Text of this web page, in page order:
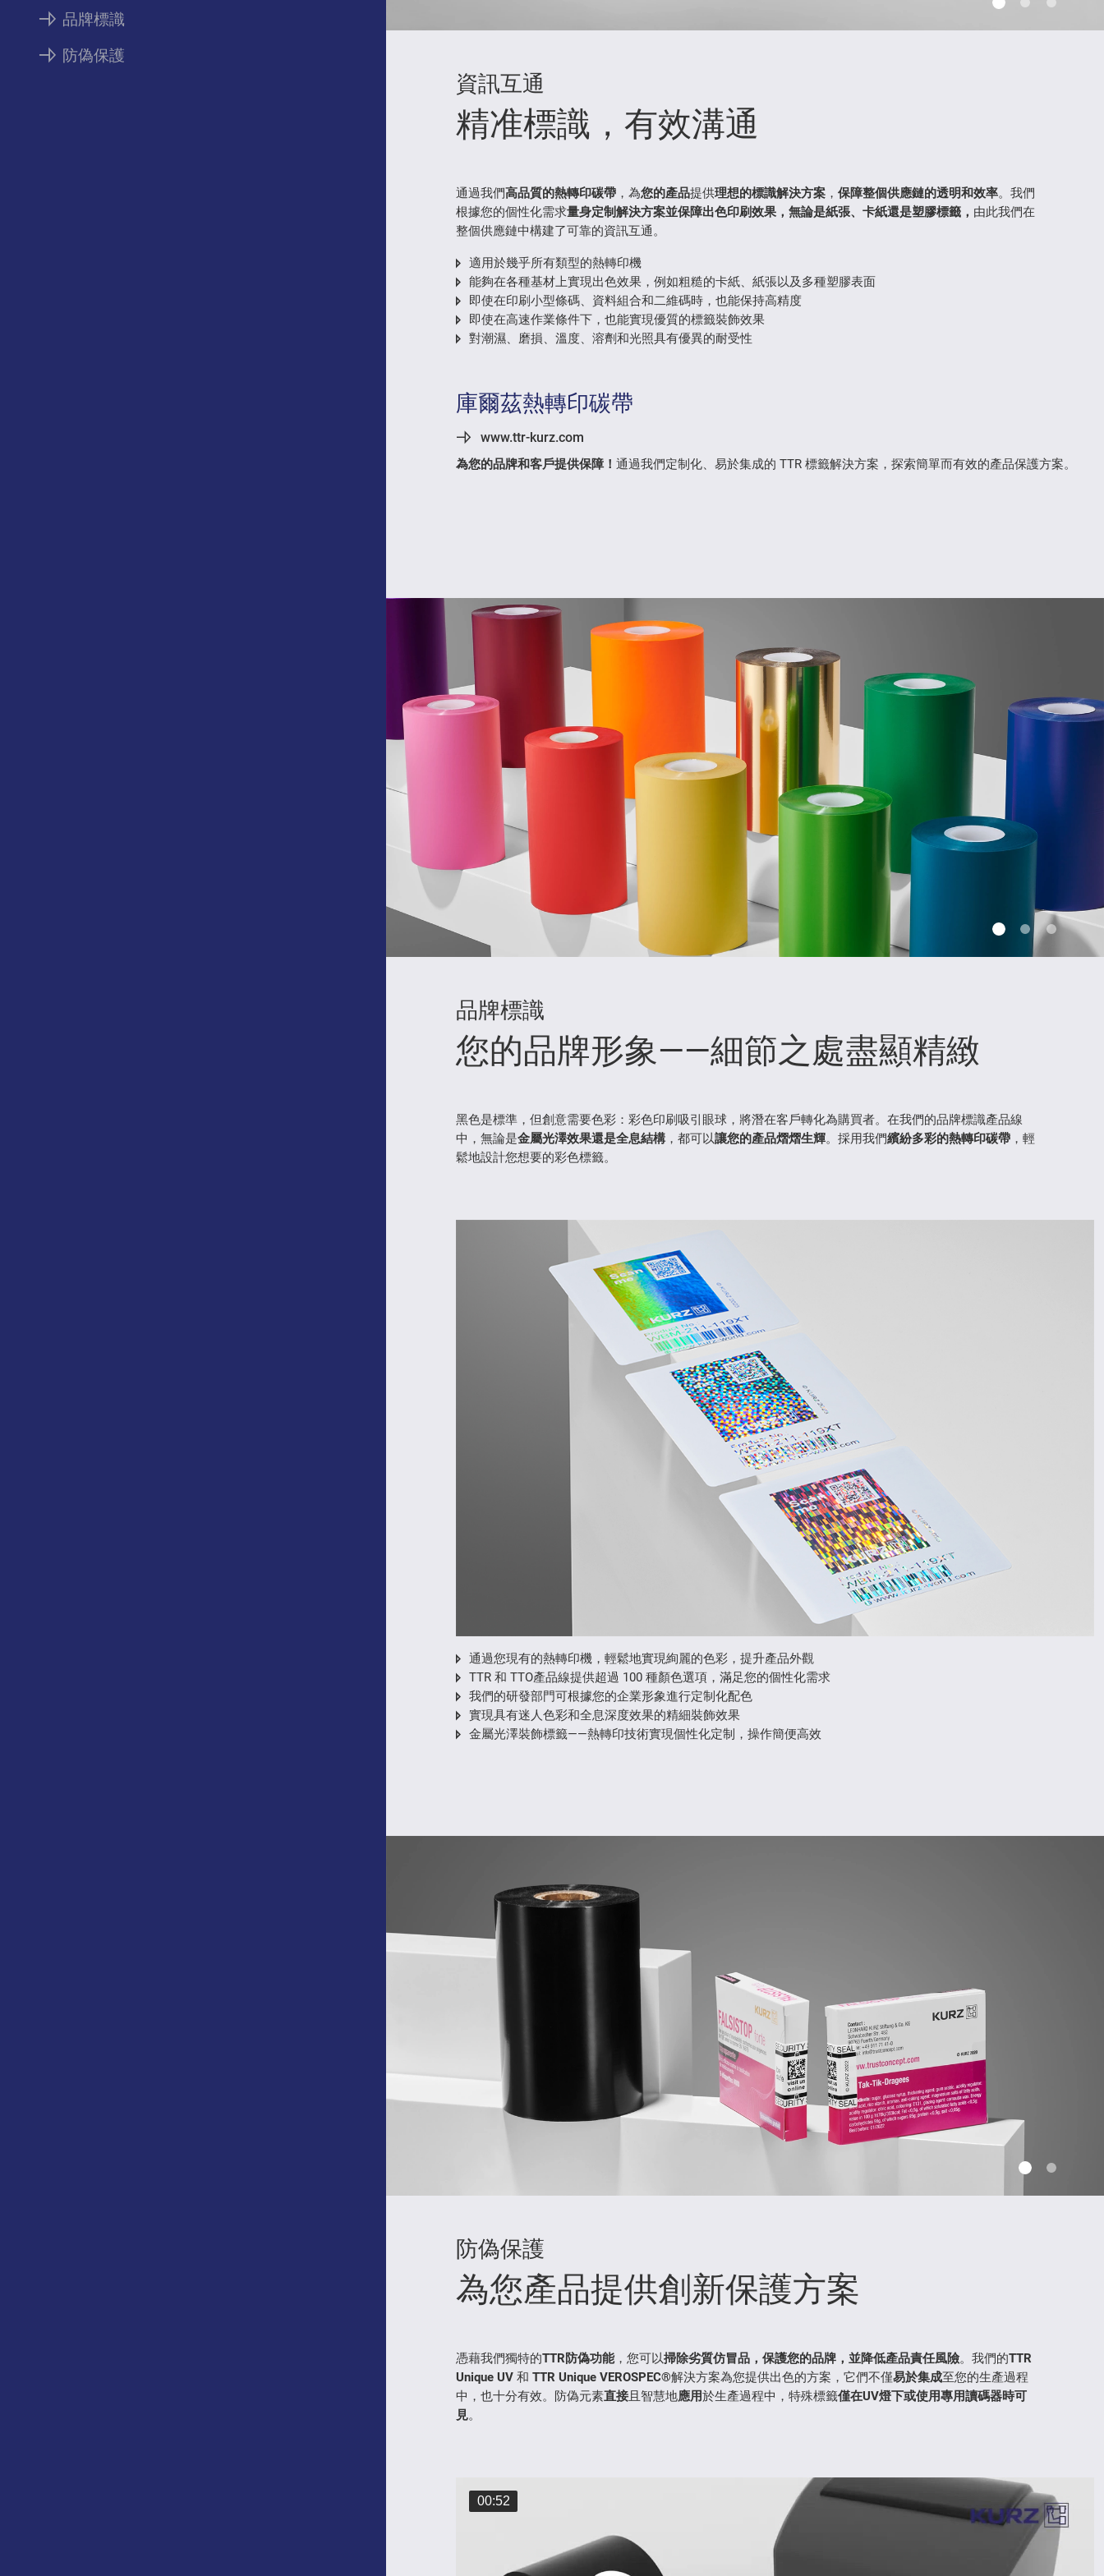
品牌標識
防偽保護
資訊互通
精准標識，有效溝通
通過我們高品質的熱轉印碳帶 ，為您的產品提供理想的標識解決方案 ，保障整個供應鏈的透明和效率。我們
根據您的個性化需求量身定制解決方案並保障出色印刷效果，無論是紙張、卡紙還是塑膠標籤， 由此我們在
整個供應鏈中構建了可靠的資訊互通。
適用於幾乎所有類型的熱轉印機
能夠在各種基材上實現出色效果，例如粗糙的卡紙、紙張以及多種塑膠表面
即使在印刷小型條碼、資料組合和二維碼時，也能保持高精度
即使在高速作業條件下，也能實現優質的標籤裝飾效果
對潮濕、磨損、溫度、溶劑和光照具有優異的耐受性
庫爾茲熱轉印碳帶
www.ttr-kurz.com
為您的品牌和客戶提供保障！通過我們定制化、易於集成的 TTR 標籤解決方案，探索簡單而有效的產品保護方案。
品牌標識
您的品牌形象——細節之處盡顯精緻
黑色是標準，但創意需要色彩：彩色印刷吸引眼球，將潛在客戶轉化為購買者。在我們的品牌標識產品線
中，無論是金屬光澤效果還是全息結構 ，都可以讓您的產品熠熠生輝。採用我們繽紛多彩的熱轉印碳帶 ，輕
鬆地設計您想要的彩色標籤。
通過您現有的熱轉印機，輕鬆地實現絢麗的色彩，提升產品外觀
TTR 和 TTO產品線提供超過 100 種顏色選項，滿足您的個性化需求
我們的研發部門可根據您的企業形象進行定制化配色
實現具有迷人色彩和全息深度效果的精細裝飾效果
金屬光澤裝飾標籤——熱轉印技術實現個性化定制，操作簡便高效
防偽保護
為您產品提供創新保護方案
憑藉我們獨特的TTR防偽功能，您可以掃除劣質仿冒品，保護您的品牌，並降低產品責任風險。我們的TTR
Unique UV和TTR Unique VEROSPEC®解決方案為您提供出色的方案，它們不僅易於集成至您的生產過程
中，也十分有效。防偽元素直接且智慧地應用於生產過程中，特殊標籤僅在UV燈下或使用專用讀碼器時可
見。
00:52